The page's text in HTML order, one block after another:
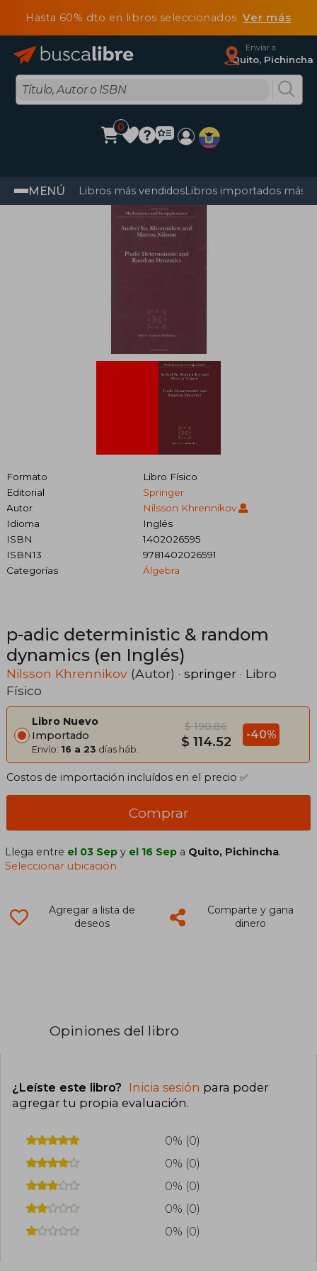
Hasta 60% dto en libros seleccionadosVer más
Enviar a
Quito, Pichincha
0
MENÚ Libros más vendidosLibros importados más
Formato
Libro Físico
Editorial
Springer
Autor
Nilsson Khrennikov
Idioma
Inglés
ISBN
1402026595
ISBN13
9781402026591
Categorías
Álgebra
p-adic deterministic & random
dynamics (en Inglés)
Nilsson Khrennikov (Autor) · springer · Libro
Físico
Libro Nuevo
Importado
Envío: 16 a 23 días háb.
$ 190.86
$ 114.52 -40%
Costos de importación incluídos en el precio ✅
Comprar
Llega entre el 03 Sep y el 16 Sep a Quito, Pichincha.
Seleccionar ubicación
Agregar a lista de
deseos
Comparte y gana
dinero
Opiniones del libro
¿Leíste este libro? Inicia sesión para poder
agregar tu propia evaluación.
0% (0)
0% (0)
0% (0)
0% (0)
0% (0)